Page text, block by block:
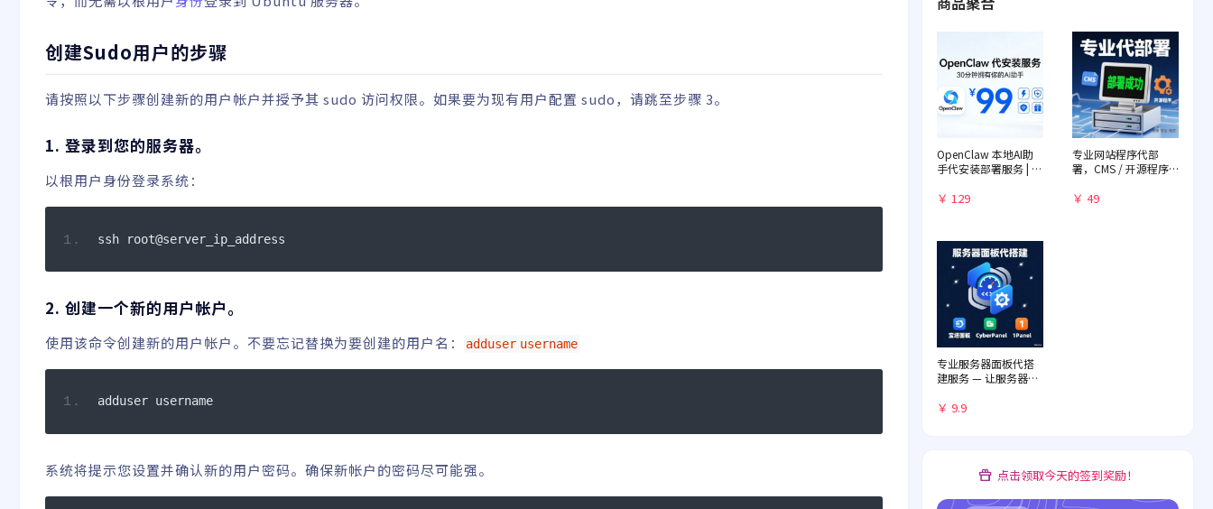
创建Sudo用户的步骤
请按照以下步骤创建新的用户帐户并授予其 sudo 访问权限。如果要为现有用户配置 sudo，请跳至步骤 3。
1. 登录到您的服务器。
以根用户身份登录系统：
ssh root@server_ip_address
2. 创建一个新的用户帐户。
使用该命令创建新的用户帐户。不要忘记替换为要创建的用户名： adduser username
adduser username
系统将提示您设置并确认新的用户密码。确保新帐户的密码尽可能强。
OpenClaw 本地AI助
手代安装部署服务 | 远
门教程
￥ 129
专业网站程序代部
署，CMS / 开源程序
￥ 49
专业服务器面板代搭
建服务 — 让服务器管
￥ 9.9
点击领取今天的签到奖励！